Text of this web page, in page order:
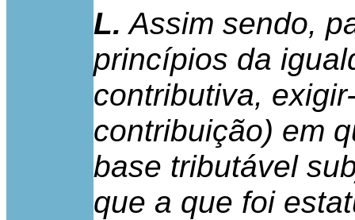
L. Assim sendo,
princípios da
contributiva,
contribuição) em
base tributável
que a que foi